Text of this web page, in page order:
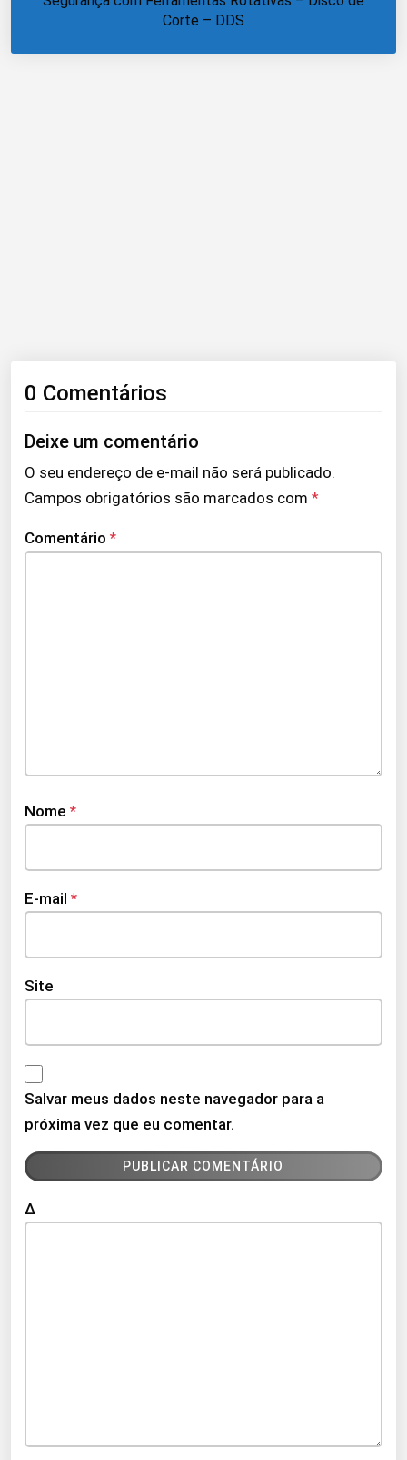
Corte – DDS
0 Comentários
Deixe um comentário
O seu endereço de e-mail não será publicado.
Campos obrigatórios são marcados com *
Comentário *
Nome *
E-mail *
Site
Salvar meus dados neste navegador para a
próxima vez que eu comentar.
Δ